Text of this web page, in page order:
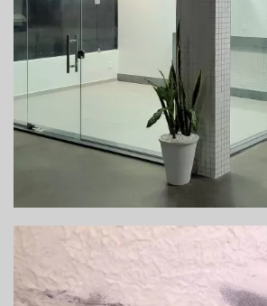
REFORMA DO GUICHÊ E SALA
AFONSO